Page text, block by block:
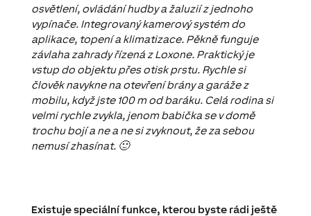
osvětlení, ovládání hudby a žaluzií z jednoho
vypínače. Integrovaný kamerový systém do
aplikace, topení a klimatizace. Pěkně funguje
závlaha zahrady řízená z Loxone. Praktický je
vstup do objektu přes otisk prstu. Rychle si
člověk navykne na otevření brány a garáže z
mobilu, když jste 100 m od baráku. Celá rodina si
velmi rychle zvykla, jenom babička se v domě
trochu bojí a ne a ne si zvyknout, že za sebou
nemusí zhasínat. 🙂
Existuje speciální funkce, kterou byste rádi ještě